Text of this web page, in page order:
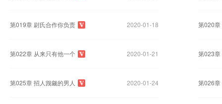
第019章 尉氏合作你负责 2020-01-18 第020章
第022章 从来只有他一个 2020-01-21 第023章
第025章 招人觊觎的男人 2020-01-24 第026章